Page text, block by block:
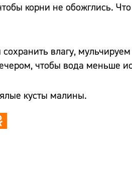
корни не обожглись.
влагу,
чтобы вода меньше
кусты малины.